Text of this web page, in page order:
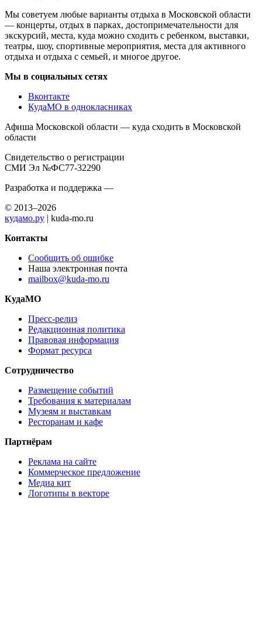
Мы советуем любые варианты отдыха в Московской области
— концерты, отдых в парках, достопримечательности для
экскурсий, места, куда можно сходить с ребенком, выставки,
театры, шоу, спортивные мероприятия, места для активного
отдыха и отдыха с семьей, и многое другое.
Мы в социальных сетях
Вконтакте
КудаМО в однокласниках
Афиша Московской области — куда сходить в Московской
области
Свидетельство о регистрации
СМИ Эл №ФС77-32290
Разработка и поддержка —
© 2013–2026
кудамо.ру | kuda-mo.ru
Контакты
Сообщить об ошибке
Наша электронная почта
mailbox@kuda-mo.ru
КудаМО
Пресс-релиз
Редакционная политика
Правовая информация
Формат ресурса
Сотрудничество
Размещение событий
Требования к материалам
Музеям и выставкам
Ресторанам и кафе
Партнёрам
Реклама на сайте
Коммерческое предложение
Медиа кит
Логотипы в векторе